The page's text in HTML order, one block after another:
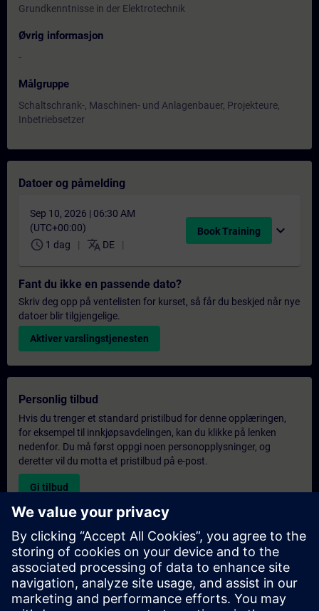
Grundkenntnisse in der Elektrotechnik
Øvrig informasjon
-
Målgruppe
Schaltschrank-, Maschinen- und Anlagenbauer, Projekteure,
Inbetriebsetzer
Datoer og påmelding
Sep 10, 2026 | 06:30 AM
(UTC+00:00)
schedule 1 dag translate DE
Book Training expand_more
Fant du ikke en passende dato?
Skriv deg opp på ventelisten for kurset, så får du beskjed når nye
datoer blir tilgjengelige.
Aktiver varslingstjenesten
Personlig tilbud
Hvis du trenger et standard pristilbud for denne opplæringen,
for eksempel til innkjøpsavdelingen, kan du klikke på lenken
nedenfor. Du må først oppgi noen personopplysninger, og
deretter vil du motta et pristilbud på e-post.
Gi tilbud
Forespørsel om eksklusiv opplæring
Fyll ut skjemaet nedenfor hvis du ønsker et tilbud på et
eksklusivt kurs, enten på stedet, virtuelt eller på vårt SITRAIN-
kurssenter. Denne typen forespørsel passer for større grupper (6
personer eller flere). Etter at du har oppgitt kontaktinformasjon